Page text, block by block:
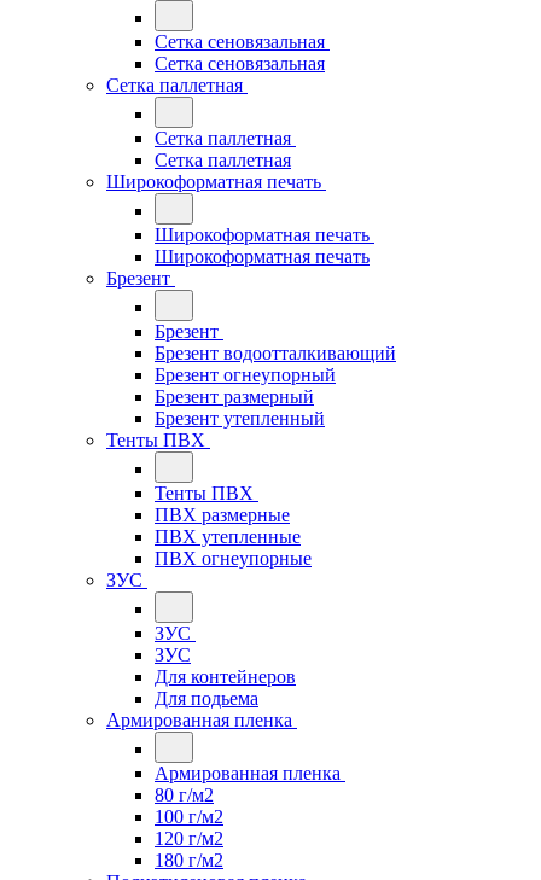
Сетка сеновязальная
Сетка сеновязальная
Сетка паллетная
Сетка паллетная
Сетка паллетная
Широкоформатная печать
Широкоформатная печать
Широкоформатная печать
Брезент
Брезент
Брезент водоотталкивающий
Брезент огнеупорный
Брезент размерный
Брезент утепленный
Тенты ПВХ
Тенты ПВХ
ПВХ размерные
ПВХ утепленные
ПВХ огнеупорные
ЗУС
ЗУС
ЗУС
Для контейнеров
Для подьема
Армированная пленка
Армированная пленка
80 г/м2
100 г/м2
120 г/м2
180 г/м2